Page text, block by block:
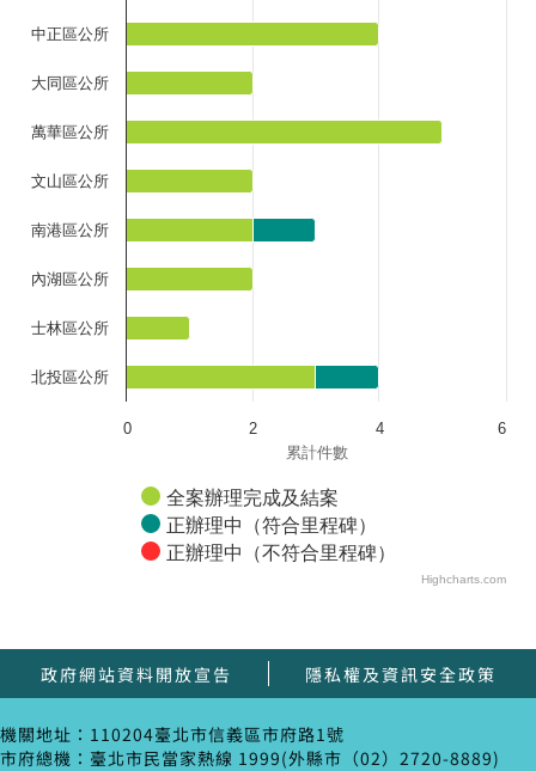
累計件數
全案辦理完成及結案
正辦理中（符合里程碑）
正辦理中（不符合里程碑）
中正區公所
大同區公所
萬華區公所
文山區公所
南港區公所
內湖區公所
士林區公所
北投區公所
0 2 4 6
Highcharts.com
政府網站資料開放宣告 隱私權及資訊安全政策
機關地址：110204臺北市信義區市府路1號
市府總機：臺北市民當家熱線 1999(外縣市（02）2720-8889)